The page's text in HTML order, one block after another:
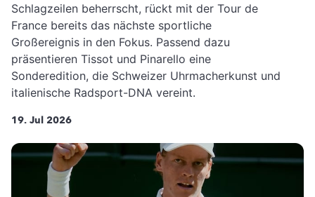
Schlagzeilen beherrscht, rückt mit der Tour de
France bereits das nächste sportliche
Großereignis in den Fokus. Passend dazu
präsentieren Tissot und Pinarello eine
Sonderedition, die Schweizer Uhrmacherkunst und
italienische Radsport-DNA vereint.
19. Jul 2026